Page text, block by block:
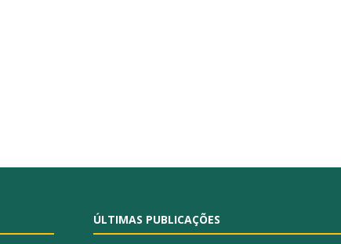
ÚLTIMAS PUBLICAÇÕES